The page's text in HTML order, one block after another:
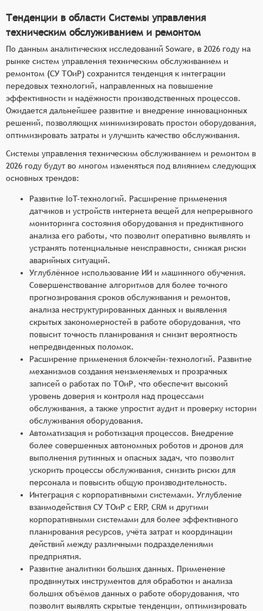
Тенденции в области Системы управления
техническим обслуживанием и ремонтом
По данным аналитических исследований Soware, в 2026 году на
рынке систем управления техническим обслуживанием и
ремонтом (СУ ТОиР) сохранится тенденция к интеграции
передовых технологий, направленных на повышение
эффективности и надёжности производственных процессов.
Ожидается дальнейшее развитие и внедрение инновационных
решений, позволяющих минимизировать простои оборудования,
оптимизировать затраты и улучшить качество обслуживания.
Системы управления техническим обслуживанием и ремонтом в
2026 году будут во многом изменяться под влиянием следующих
основных трендов:
Развитие IoT-технологий. Расширение применения
датчиков и устройств интернета вещей для непрерывного
мониторинга состояния оборудования и предиктивного
анализа его работы, что позволит оперативно выявлять и
устранять потенциальные неисправности, снижая риски
аварийных ситуаций.
Углублённое использование ИИ и машинного обучения.
Совершенствование алгоритмов для более точного
прогнозирования сроков обслуживания и ремонтов,
анализа неструктурированных данных и выявления
скрытых закономерностей в работе оборудования, что
повысит точность планирования и снизит вероятность
непредвиденных поломок.
Расширение применения блокчейн-технологий. Развитие
механизмов создания неизменяемых и прозрачных
записей о работах по ТОиР, что обеспечит высокий
уровень доверия и контроля над процессами
обслуживания, а также упростит аудит и проверку истории
обслуживания оборудования.
Автоматизация и роботизация процессов. Внедрение
более совершенных автономных роботов и дронов для
выполнения рутинных и опасных задач, что позволит
ускорить процессы обслуживания, снизить риски для
персонала и повысить общую производительность.
Интеграция с корпоративными системами. Углубление
взаимодействия СУ ТОиР с ERP, CRM и другими
корпоративными системами для более эффективного
планирования ресурсов, учёта затрат и координации
действий между различными подразделениями
предприятия.
Развитие аналитики больших данных. Применение
продвинутых инструментов для обработки и анализа
больших объёмов данных о работе оборудования, что
позволит выявлять скрытые тенденции, оптимизировать